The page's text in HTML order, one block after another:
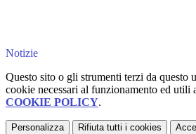
Notizie
Questo sito o gli strumenti terzi da questo
cookie necessari al funzionamento ed utili
COOKIE POLICY.
Personalizza Rifiuta tutti i cookies